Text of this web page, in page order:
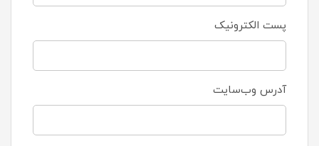
پست الکترونیک
آدرس وب‌سایت